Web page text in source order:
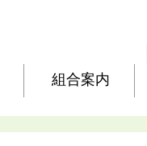
組合案内